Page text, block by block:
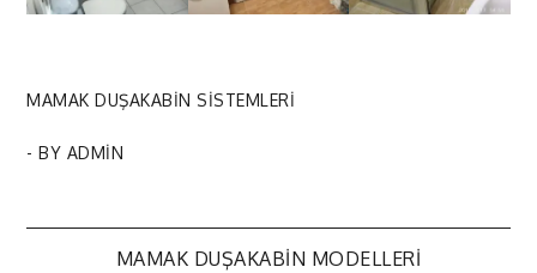
MAMAK DUŞAKABİN SİSTEMLERİ
- BY ADMIN
MAMAK DUŞAKABIN MODELLERI